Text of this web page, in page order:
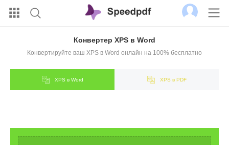
Конвертер XPS в Word
Конвертируйте ваш XPS в Word онлайн на 100% бесплатно
XPS в Word XPS в PDF